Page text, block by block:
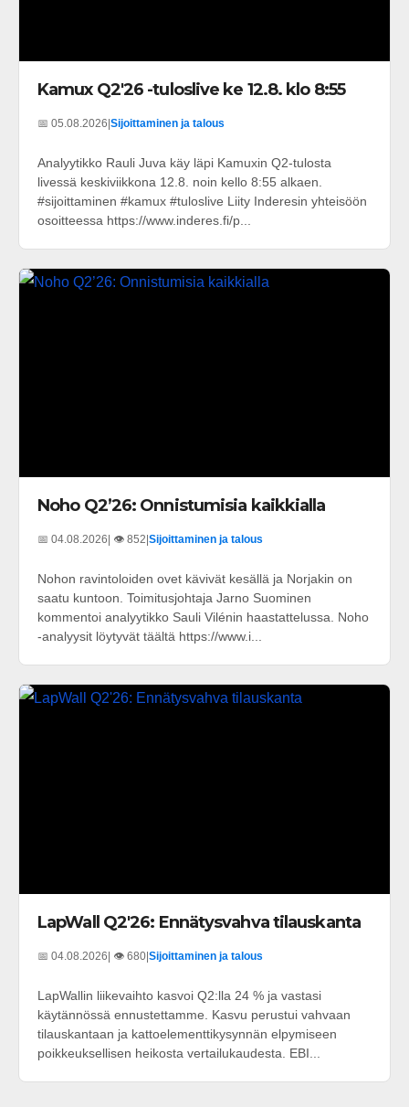
Kamux Q2'26 -tuloslive ke 12.8. klo 8:55
📅 05.08.2026 Sijoittaminen ja talous
Analyytikko Rauli Juva käy läpi Kamuxin Q2-tulosta
livessä keskiviikkona 12.8. noin kello 8:55 alkaen.
#sijoittaminen #kamux #tuloslive Liity Inderesin yhteisöön
osoitteessa https://www.inderes.fi/p...
Noho Q2’26: Onnistumisia kaikkialla
📅 04.08.2026 | 👁️ 852 Sijoittaminen ja talous
Nohon ravintoloiden ovet kävivät kesällä ja Norjakin on
saatu kuntoon. Toimitusjohtaja Jarno Suominen
kommentoi analyytikko Sauli Vilénin haastattelussa. Noho
-analyysit löytyvät täältä https://www.i...
LapWall Q2'26: Ennätysvahva tilauskanta
📅 04.08.2026| 👁️ 680|Sijoittaminen ja talous
LapWallin liikevaihto kasvoi Q2:lla 24 % ja vastasi
käytännössä ennustettamme. Kasvu perustui vahvaan
tilauskantaan ja kattoelementtikysynnän elpymiseen
poikkeuksellisen heikosta vertailukaudesta. EBI...